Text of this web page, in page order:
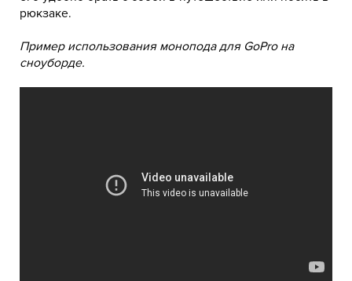
рюкзаке.
Пример использования монопода для GoPro на
сноуборде.